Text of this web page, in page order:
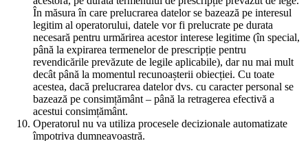
În măsura în care prelucrarea datelor se bazează pe interesul
legitim al operatorului, datele vor fi prelucrate pe durata
necesară pentru urmărirea acestor interese legitime (în special,
până la expirarea termenelor de prescripție pentru
revendicările prevăzute de legile aplicabile), dar nu mai mult
decât până la momentul recunoașterii obiecției. Cu toate
acestea, dacă prelucrarea datelor dvs. cu caracter personal se
bazează pe consimțământ – până la retragerea efectivă a
acestui consimțământ.
Operatorul nu va utiliza procesele decizionale automatizate
împotriva dumneavoastră.